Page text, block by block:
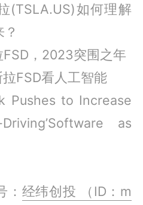
(TSLA.US)如何理解
，2023突围之年
FSD看人工智能
Pushes to Increase
as
： 经纬创投 （ID：m